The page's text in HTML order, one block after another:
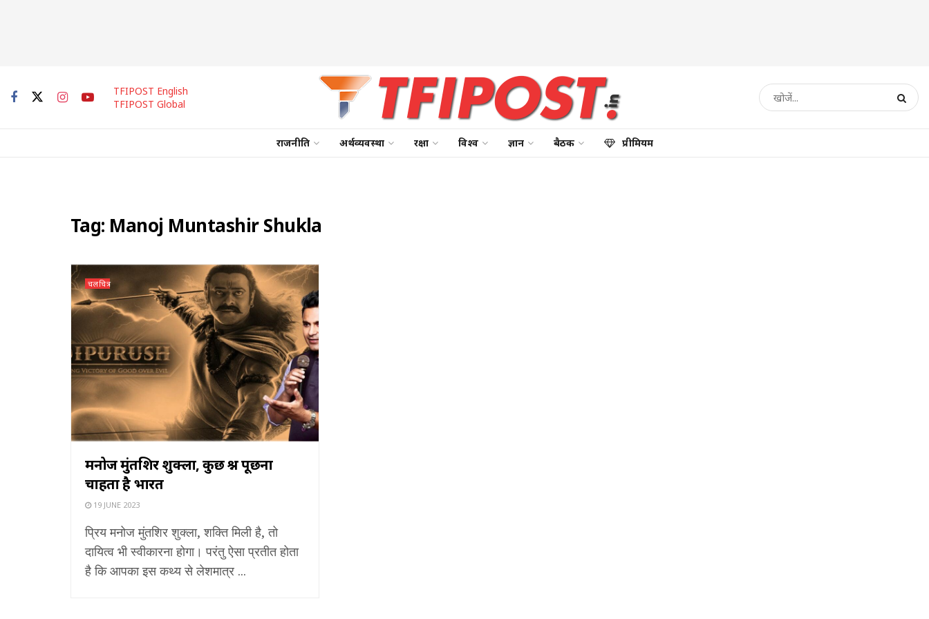
TFIPOST English
TFIPOST Global
राजनीति अर्थव्यवस्था रक्षा विश्व ज्ञान बैठक प्रीमियम
Tag: Manoj Muntashir Shukla
चलचित्र
मनोज मुंतशिर शुक्ला, कुछ प्रश्न पूछना
चाहता है भारत
19 JUNE 2023
प्रिय मनोज मुंतशिर शुक्ला, शक्ति मिली है, तो
दायित्व भी स्वीकारना होगा। परंतु ऐसा प्रतीत होता
है कि आपका इस कथ्य से लेशमात्र ...